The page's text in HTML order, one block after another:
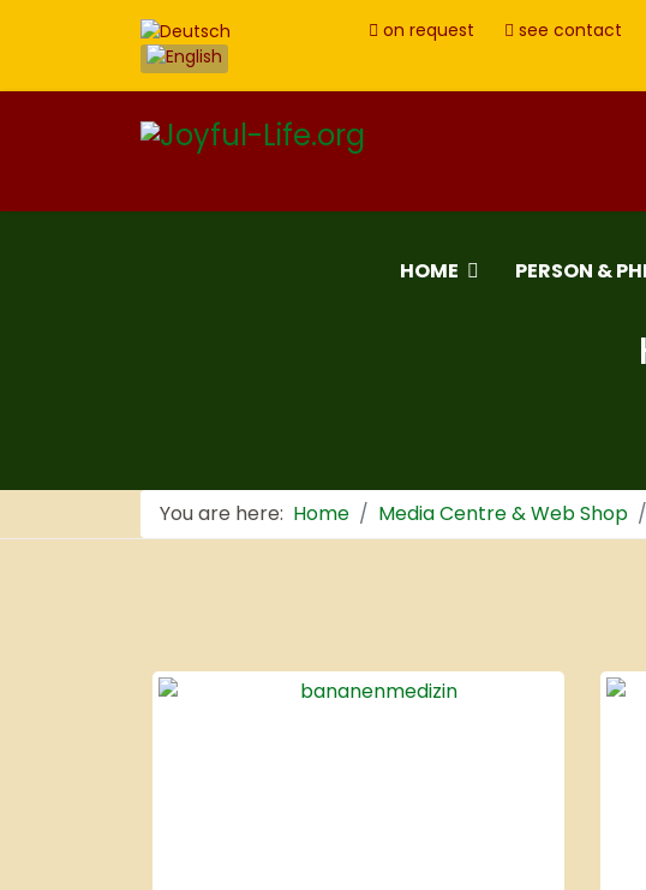
on request see contact
HOME PERSON &
You are here: Home Media Centre & Web Shop